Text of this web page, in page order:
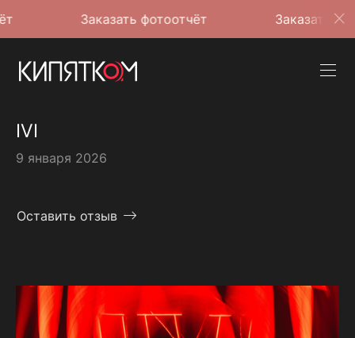
Заказать фотоотчёт Заказать фотоотчёт
IVI
9 января 2026
Оставить отзыв